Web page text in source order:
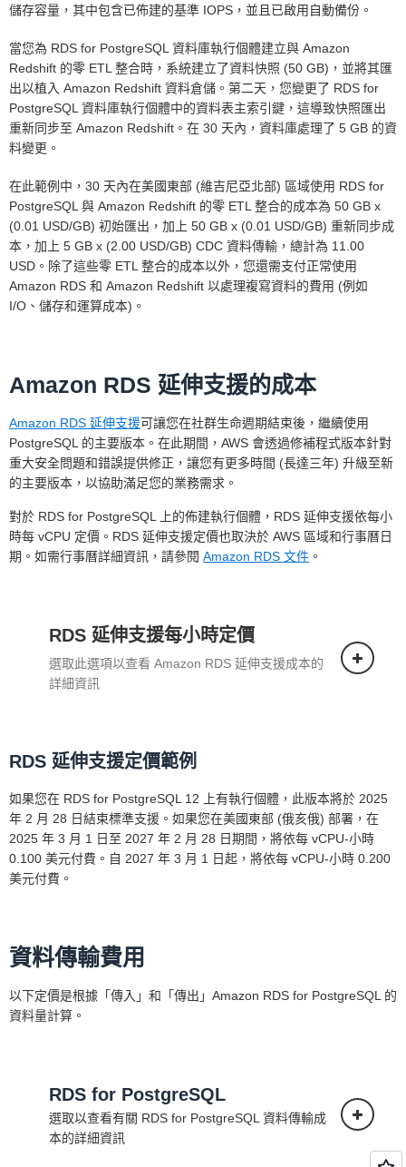
儲存容量，其中包含已佈建的基準 IOPS，並且已啟用自動備份。
當您為 RDS for PostgreSQL 資料庫執行個體建立與 Amazon
Redshift 的零 ETL 整合時，系統建立了資料快照 (50 GB)，並將其匯
出以植入 Amazon Redshift 資料倉儲。第二天，您變更了 RDS for
PostgreSQL 資料庫執行個體中的資料表主索引鍵，這導致快照匯出
重新同步至 Amazon Redshift。在 30 天內，資料庫處理了 5 GB 的資
料變更。
在此範例中，30 天內在美國東部 (維吉尼亞北部) 區域使用 RDS for
PostgreSQL 與 Amazon Redshift 的零 ETL 整合的成本為 50 GB x
(0.01 USD/GB) 初始匯出，加上 50 GB x (0.01 USD/GB) 重新同步成
本，加上 5 GB x (2.00 USD/GB) CDC 資料傳輸，總計為 11.00
USD。除了這些零 ETL 整合的成本以外，您還需支付正常使用
Amazon RDS 和 Amazon Redshift 以處理複寫資料的費用 (例如
I/O、儲存和運算成本)。
Amazon RDS 延伸支援的成本
Amazon RDS 延伸支援可讓您在社群生命週期結束後，繼續使用
PostgreSQL 的主要版本。在此期間，AWS 會透過修補程式版本針對
重大安全問題和錯誤提供修正，讓您有更多時間 (長達三年) 升級至新
的主要版本，以協助滿足您的業務需求。
對於 RDS for PostgreSQL 上的佈建執行個體，RDS 延伸支援依每小
時每 vCPU 定價。RDS 延伸支援定價也取決於 AWS 區域和行事曆日
期。如需行事曆詳細資訊，請參閱 Amazon RDS 文件 。
RDS 延伸支援每小時定價
選取此選項以查看 Amazon RDS 延伸支援成本的
詳細資訊
Amazon RDS for
PostgreSQL 文件
RDS 延伸支援定價範例
如果您在 RDS for PostgreSQL 12 上有執行個體，此版本將於 2025
年 2 月 28 日結束標準支援。如果您在美國東部 (俄亥俄) 部署，在
2025 年 3 月 1 日至 2027 年 2 月 28 日期間，將依每 vCPU-小時
0.100 美元付費。自 2027 年 3 月 1 日起，將依每 vCPU-小時 0.200
美元付費。
資料傳輸費用
以下定價是根據「傳入」和「傳出」Amazon RDS for PostgreSQL 的
資料量計算。
RDS for PostgreSQL
選取以查看有關 RDS for PostgreSQL 資料傳輸成
本的詳細資訊